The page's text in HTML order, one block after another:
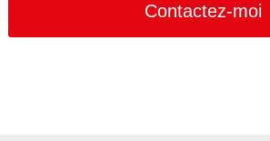
Contactez-moi